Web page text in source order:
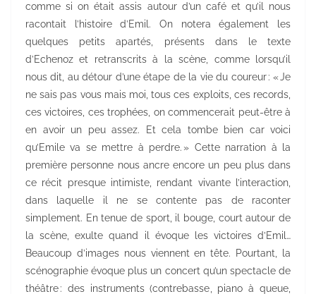
comme si on était assis autour d’un café et qu’il nous
racontait l’histoire d’Emil. On notera également les
quelques petits apartés, présents dans le texte
d’Echenoz et retranscrits à la scène, comme lorsqu’il
nous dit, au détour d’une étape de la vie du coureur : « Je
ne sais pas vous mais moi, tous ces exploits, ces records,
ces victoires, ces trophées, on commencerait peut-être à
en avoir un peu assez. Et cela tombe bien car voici
qu’Emile va se mettre à perdre. » Cette narration à la
première personne nous ancre encore un peu plus dans
ce récit presque intimiste, rendant vivante l’interaction,
dans laquelle il ne se contente pas de raconter
simplement. En tenue de sport, il bouge, court autour de
la scène, exulte quand il évoque les victoires d’Emil…
Beaucoup d’images nous viennent en tête. Pourtant, la
scénographie évoque plus un concert qu’un spectacle de
théâtre : des instruments (contrebasse, piano à queue,